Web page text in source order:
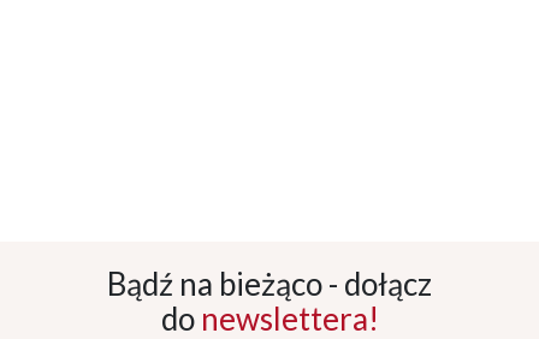
Bądź na bieżąco - dołącz
do newslettera!